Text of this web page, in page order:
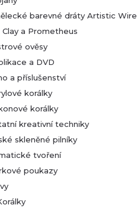
barevné dráty Artistic Wire
a Prometheus
ověsy
a DVD
a příslušenství
korálky
korálky
kreativní techniky
skleněné pilníky
tvoření
poukazy